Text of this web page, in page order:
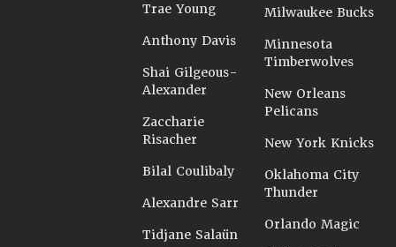
Trae Young
Anthony Davis
Shai Gilgeous-
Alexander
Zaccharie
Risacher
Bilal Coulibaly
Alexandre Sarr
Tidjane Salaün
Milwaukee Bucks
Minnesota
Timberwolves
New Orleans
Pelicans
New York Knicks
Oklahoma City
Thunder
Orlando Magic